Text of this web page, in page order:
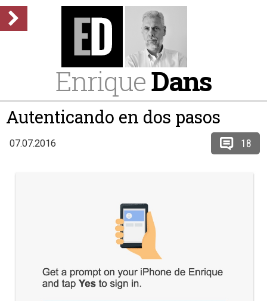
EnriqueDans
Autenticando en dos pasos
07.07.2016 18